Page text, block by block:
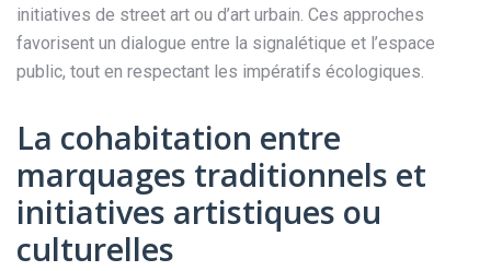
initiatives de street art ou d’art urbain. Ces approches
favorisent un dialogue entre la signalétique et l’espace
public, tout en respectant les impératifs écologiques.
La cohabitation entre
marquages traditionnels et
initiatives artistiques ou
culturelles